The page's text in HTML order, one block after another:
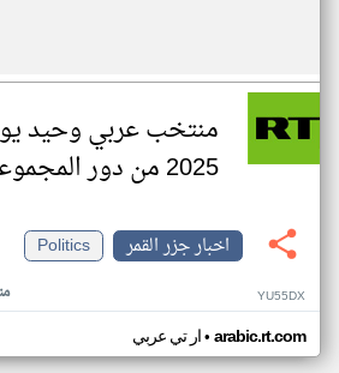
منتخب عربي وحيد
2025 من دور المجموعات
اخبار جزر القمر
Politics
YU55DX
ار تي عربي• arabic.rt.com